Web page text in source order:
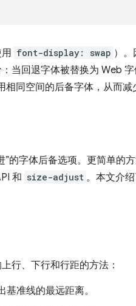
font-display: swap ）
当回退字体被替换为 Web
同空间的后备字体，从而减
的字体后备选项。更简单的
和 size-adjust 。本文介绍
行、下行和行距的方法：
准线的最远距离。